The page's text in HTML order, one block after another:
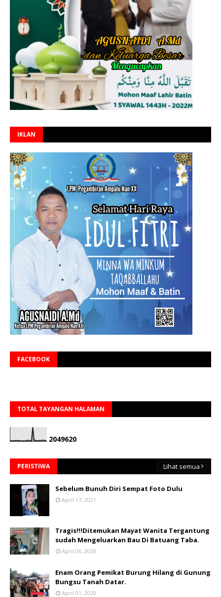
IKLAN
FACEBOOK
TOTAL TAYANGAN HALAMAN
2049620
PERISTIWA Lihat semua
Sebelum Bunuh Diri Sempat Foto Dulu
April 17, 2021
Tragis!!!Ditemukan Mayat Wanita Tergantung
sudah Mengeluarkan Bau Di Batuang Taba.
April 06, 2020
Enam Orang Pemikat Burung Hilang di Gunung
Bungsu Tanah Datar.
April 01, 2020